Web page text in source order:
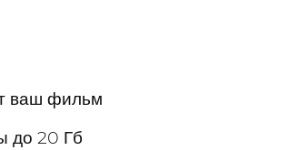
ваш фильм
до 20 Гб